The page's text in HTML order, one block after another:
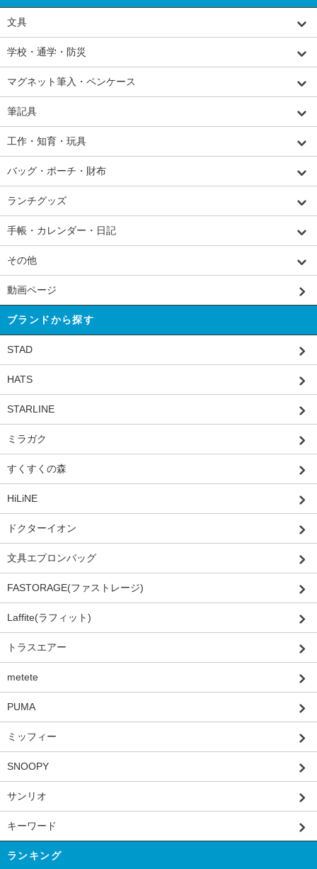
文具
学校・通学・防災
マグネット筆入・ペンケース
筆記具
工作・知育・玩具
バッグ・ポーチ・財布
ランチグッズ
手帳・カレンダー・日記
その他
動画ページ
ブランドから探す
STAD
HATS
STARLINE
ミラガク
すくすくの森
HiLiNE
ドクターイオン
文具エプロンバッグ
FASTORAGE(ファストレージ)
Laffite(ラフィット)
トラスエアー
metete
PUMA
ミッフィー
SNOOPY
サンリオ
キーワード
ランキング